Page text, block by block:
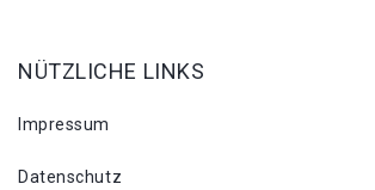
NÜTZLICHE LINKS
Impressum
Datenschutz